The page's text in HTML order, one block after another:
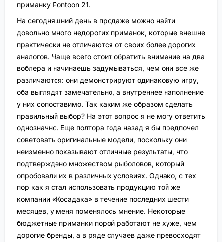
приманку Pontoon 21.
На сегодняшний день в продаже можно найти
довольно много недорогих приманок, которые внешне
практически не отличаются от своих более дорогих
аналогов. Чаще всего стоит обратить внимание на два
воблера и начинаешь задумываться, чем они все же
различаются: они демонстрируют одинаковую игру,
оба выглядят замечательно, а внутреннее наполнение
у них сопоставимо. Так каким же образом сделать
правильный выбор? На этот вопрос я не могу ответить
однозначно. Еще полтора года назад я бы предпочел
советовать оригинальные модели, поскольку они
неизменно показывают отличные результаты, что
подтверждено множеством рыболовов, который
опробовали их в различных условиях. Однако, с тех
пор как я стал использовать продукцию той же
компании «Косадака» в течение последних шести
месяцев, у меня поменялось мнение. Некоторые
бюджетные приманки порой работают не хуже, чем
дорогие бренды, а в ряде случаев даже превосходят